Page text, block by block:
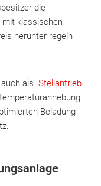
die
mit klassischen
herunter regeln
als Stellantrieb
Beladung